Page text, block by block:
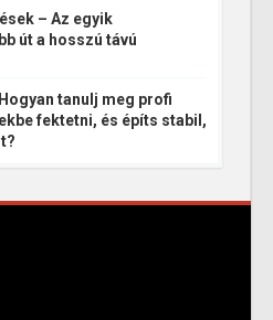
– Az egyik
út a hosszú távú
tanulj meg profi
fektetni, és építs stabil,